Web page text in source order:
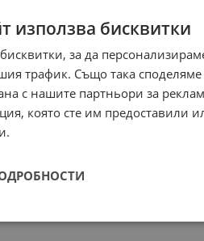
използва бисквитки
за да
трафик. Също така
с нашите партньори за
която сте им предоставили